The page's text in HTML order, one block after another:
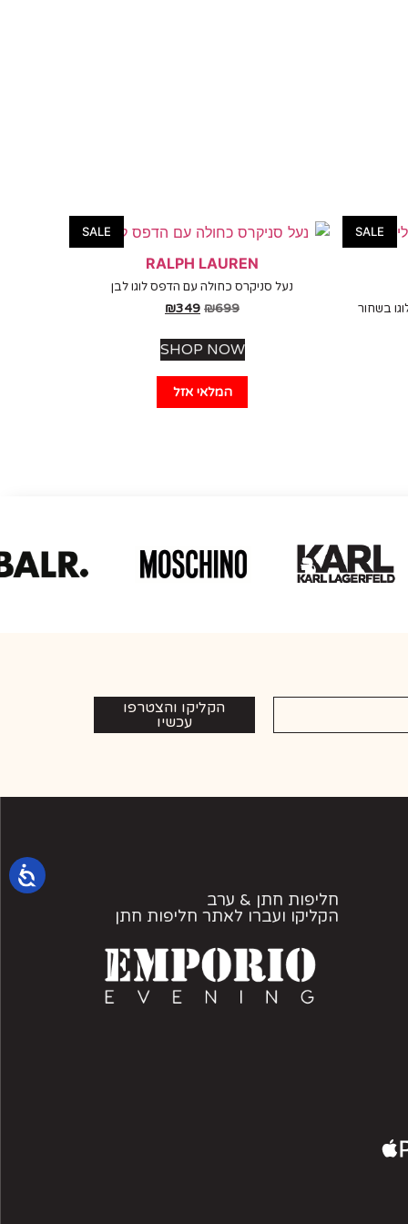
SALE
בשחור
SALE
המלאי אזל
RALPH LAUREN
נעל סניקרס כחולה עם הדפס לוגו לבן
₪699
₪349
SHOP NOW
הקליקו והצטרפו
עכשיו
חליפות חתן & ערב
הקליקו ועברו לאתר חליפות חתן